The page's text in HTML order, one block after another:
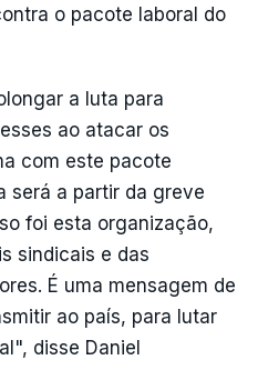
o pacote laboral do
a luta para
ao atacar os
com este pacote
será a partir da greve
foi esta organização,
sindicais e das
É uma mensagem de
ao país, para lutar
disse Daniel